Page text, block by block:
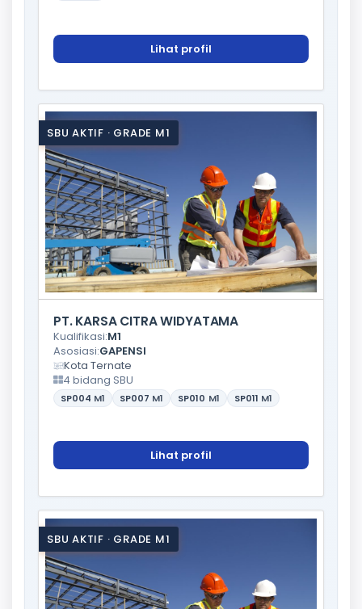
Lihat profil
SBU AKTIF · GRADE M1
PT. KARSA CITRA WIDYATAMA
Kualifikasi:M1
Asosiasi:GAPENSI
Kota Ternate
4 bidang SBU
SP004 M1 SP007 M1 SP010 M1 SP011 M1
Lihat profil
SBU AKTIF · GRADE M1